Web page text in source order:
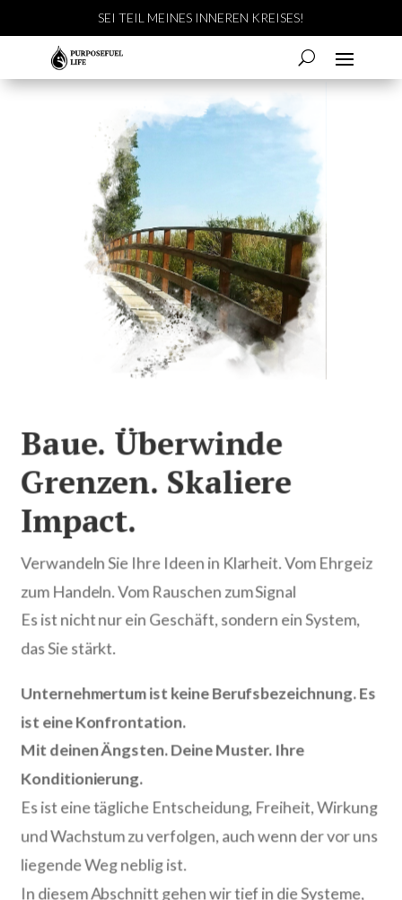
SEI TEIL MEINES INNEREN KREISES!
Baue. Überwinde
Grenzen. Skaliere
Impact.
Verwandeln Sie Ihre Ideen in Klarheit. Vom Ehrgeiz
zum Handeln. Vom Rauschen zum Signal
Es ist nicht nur ein Geschäft, sondern ein System,
das Sie stärkt.
Unternehmertum ist keine Berufsbezeichnung. Es
ist eine Konfrontation.
Mit deinen Ängsten. Deine Muster. Ihre
Konditionierung.
Es ist eine tägliche Entscheidung, Freiheit, Wirkung
und Wachstum zu verfolgen, auch wenn der vor uns
liegende Weg neblig ist.
In diesem Abschnitt gehen wir tief in die Systeme,